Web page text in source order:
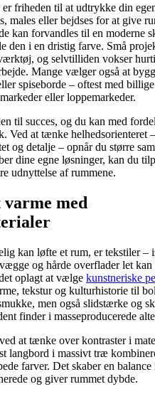
friheden til at udtrykke din
males eller bejdses for at give
kan forvandles til en moderne
den i en dristig farve. Små
og selvtilliden vokser
Mange vælger også at
spiseborde – oftest med
eller loppemarkeder.
til succes, og du kan med
Ved at tænke helhedsorienteret
og detalje – opnår du større
dine egne løsninger, kan du
udnyttelse af rummene.
med
kan løfte et rum, er tekstiler –
og hårde overflader let kan
oplagt at vælge kunstneriske
tekstur og kulturhistorie til
men også slidstærke og
finder i masseproducerede
at tænke over kontraster i
langbord i massivt træ
farver. Det skaber en balance
og giver rummet dybde.